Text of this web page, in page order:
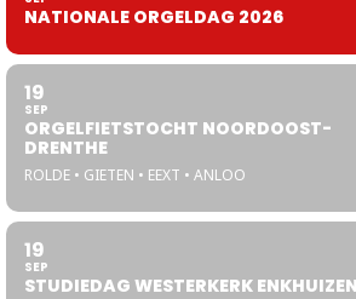
NATIONALE ORGELDAG 2026
19
SEP
ORGELFIETSTOCHT NOORDOOST-
DRENTHE
ROLDE • GIETEN • EEXT • ANLOO
19
SEP
STUDIEDAG WESTERKERK ENKHUIZEN